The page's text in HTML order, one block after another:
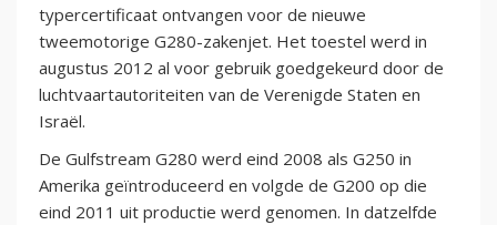
typercertificaat ontvangen voor de nieuwe
tweemotorige G280-zakenjet. Het toestel werd in
augustus 2012 al voor gebruik goedgekeurd door de
luchtvaartautoriteiten van de Verenigde Staten en
Israël.
De Gulfstream G280 werd eind 2008 als G250 in
Amerika geïntroduceerd en volgde de G200 op die
eind 2011 uit productie werd genomen. In datzelfde